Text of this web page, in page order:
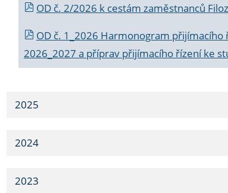
OD č. 2/2026 k cestám zaměstnanců
OD č. 1_2026 Harmonogram
2026_2027 a příprav přijímacího řízení ke
2025
2024
2023